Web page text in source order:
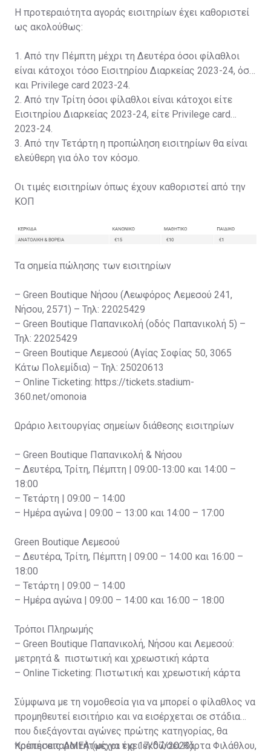
Η προτεραιότητα αγοράς εισιτηρίων έχει καθοριστεί
ως ακολούθως:
1. Από την Πέμπτη μέχρι τη Δευτέρα όσοι φίλαθλοι
είναι κάτοχοι τόσο Εισιτηρίου Διαρκείας 2023-24, όσο
και Privilege card 2023-24.
2. Από την Τρίτη όσοι φίλαθλοι είναι κάτοχοι είτε
Εισιτηρίου Διαρκείας 2023-24, είτε Privilege card
2023-24.
3. Από την Τετάρτη η προπώληση εισιτηρίων θα είναι
ελεύθερη για όλο τον κόσμο.
Οι τιμές εισιτηρίων όπως έχουν καθοριστεί από την
ΚΟΠ
Τα σημεία πώλησης των εισιτηρίων
– Green Boutique Νήσου (Λεωφόρος Λεμεσού 241,
Νήσου, 2571) – Τηλ: 22025429
– Green Boutique Παπανικολή (οδός Παπανικολή 5) –
Τηλ: 22025429
– Green Boutique Λεμεσού (Αγίας Σοφίας 50, 3065
Κάτω Πολεμίδια) – Τηλ: 25020613
– Online Ticketing: https://tickets.stadium-
360.net/omonoia
Ωράριο λειτουργίας σημείων διάθεσης εισιτηρίων
– Green Boutique Παπανικολή & Νήσου
– Δευτέρα, Τρίτη, Πέμπτη | 09:00-13:00 και 14:00 –
18:00
– Τετάρτη | 09:00 – 14:00
– Ημέρα αγώνα | 09:00 – 13:00 και 14:00 – 17:00
Green Boutique Λεμεσού
– Δευτέρα, Τρίτη, Πέμπτη | 09:00 – 14:00 και 16:00 –
18:00
– Τετάρτη | 09:00 – 14:00
– Ημέρα αγώνα | 09:00 – 14:00 και 16:00 – 18:00
Τρόποι Πληρωμής
– Green Boutique Παπανικολή, Νήσου και Λεμεσού:
μετρητά & πιστωτική και χρεωστική κάρτα
– Online Ticketing: Πιστωτική και χρεωστική κάρτα
Σύμφωνα με τη νομοθεσία για να μπορεί ο φίλαθλος να
προμηθευτεί εισιτήριο και να εισέρχεται σε στάδια
που διεξάγονται αγώνες πρώτης κατηγορίας, θα
πρέπει απαραιτήτως να έχει εκδώσει Κάρτα Φιλάθλου,
Κρατήσεις ΑΜΕΑ (μέχρι τις 17/07/2023)